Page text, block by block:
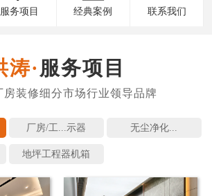
服务项目 经典案例 联系我们
服务项目
厂房/工... 无尘净化...
地坪工程